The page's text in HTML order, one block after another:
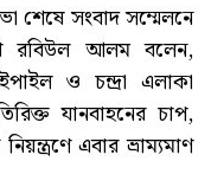
শেষে সংবাদ সম্মেলনে
রবিউল আলম বলেন,
ও চন্দ্রা এলাকা
যানবাহনের চাপ,
এবার ভ্রাম্যমাণ